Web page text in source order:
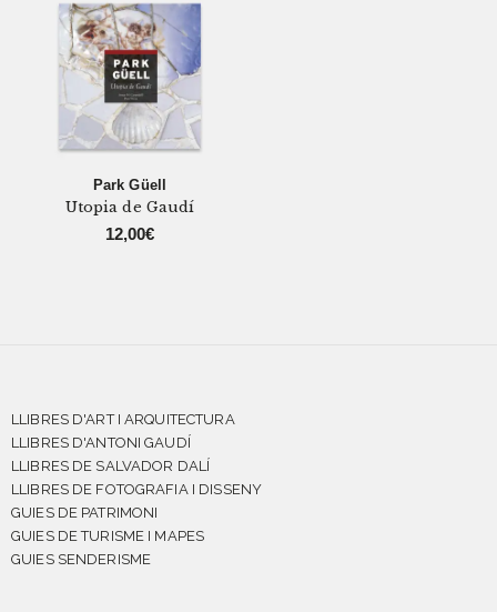
Park Güell
Utopia de Gaudí
12,00€
LLIBRES D'ART I ARQUITECTURA
LLIBRES D'ANTONI GAUDÍ
LLIBRES DE SALVADOR DALÍ
LLIBRES DE FOTOGRAFIA I DISSENY
GUIES DE PATRIMONI
GUIES DE TURISME I MAPES
GUIES SENDERISME